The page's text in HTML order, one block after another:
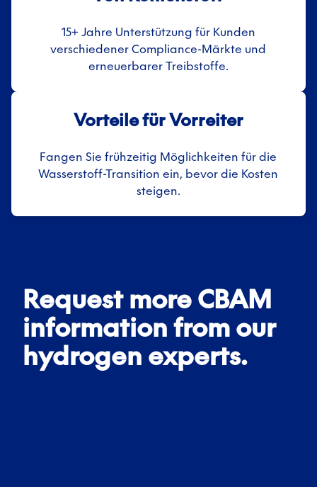
15+ Jahre Unterstützung für Kunden
verschiedener Compliance-Märkte und
erneuerbarer Treibstoffe.
Vorteile für Vorreiter
Fangen Sie frühzeitig Möglichkeiten für die
Wasserstoff-Transition ein, bevor die Kosten
steigen.
Request more CBAM
information from our
hydrogen experts.